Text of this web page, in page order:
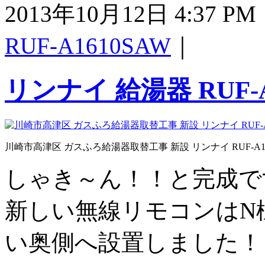
2013年10月12日 4:37
RUF-A1610SAW ｜
リンナイ 給湯器
川崎市高津区 ガスふろ給湯器取替工事 新設 リンナイ RUF-
しゃき～ん！！と完成
新しい無線リモコンは
い奥側へ設置しました！